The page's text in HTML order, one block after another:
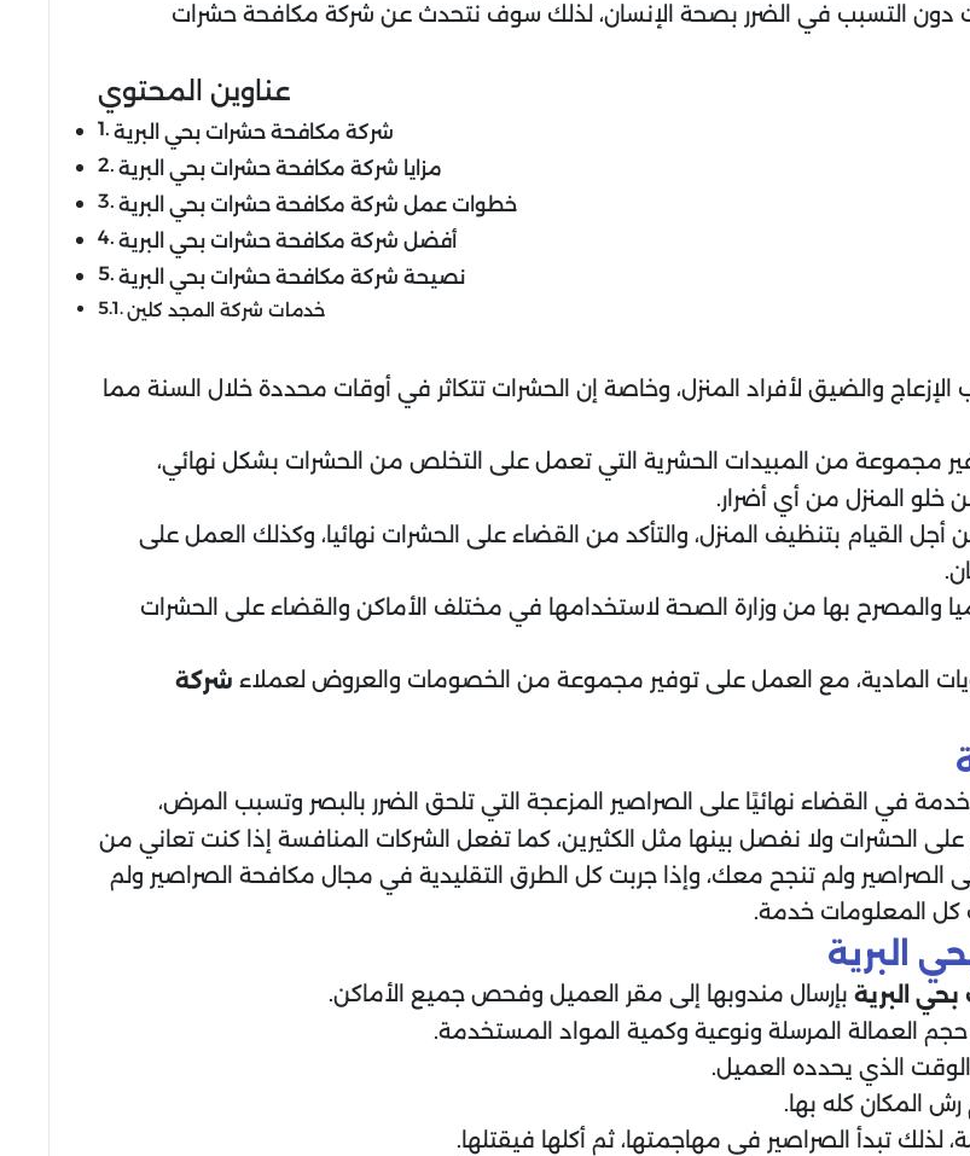
التسبب في الضرر بصحة الإنسان، لذلك سوف نتحدث عن شركة مكافحة حشرات
عناوين المحتوي
شركة مكافحة حشرات بحي البرية
مزايا شركة مكافحة حشرات بحي البرية
خطوات عمل شركة مكافحة حشرات بحي البرية
أفضل شركة مكافحة حشرات بحي البرية
نصيحة شركة مكافحة حشرات بحي البرية
خدمات شركة المجد كلين
والضيق لأفراد المنزل، وخاصة إن الحشرات تتكاثر في أوقات محددة خلال السنة مما
مجموعة من المبيدات الحشرية التي تعمل على التخلص من الحشرات بشكل نهائي،
خلو المنزل من أي أضرار.
القيام بتنظيف المنزل، والتأكد من القضاء على الحشرات نهائيا، وكذلك العمل على
والمصرح بها من وزارة الصحة لاستخدامها في مختلف الأماكن والقضاء على الحشرات
المادية، مع العمل على توفير مجموعة من الخصومات والعروض لعملاء شركة
في القضاء نهائيًا على الصراصير المزعجة التي تلحق الضرر بالبصر وتسبب المرض،
الحشرات ولا نفصل بينها مثل الكثيرين، كما تفعل الشركات المنافسة إذا كنت تعاني من
ولم تنجح معك، وإذا جربت كل الطرق التقليدية في مجال مكافحة الصراصير ولم
كل المعلومات خدمة.
البرية
البرية بإرسال مندوبها إلى مقر العميل وفحص جميع الأماكن.
العمالة المرسلة ونوعية وكمية المواد المستخدمة.
الذي يحدده العميل.
المكان كله بها.
تبدأ الصراصير في مهاجمتها، ثم أكلها فيقتلها.